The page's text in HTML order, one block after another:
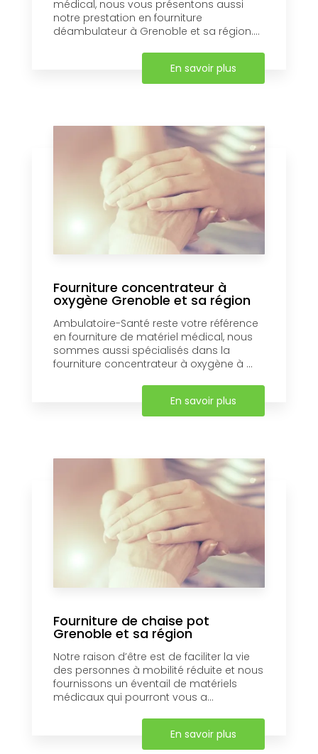
médical, nous vous présentons aussi
notre prestation en fourniture
déambulateur à Grenoble et sa région....
En savoir plus
Fourniture concentrateur à
oxygène Grenoble et sa région
Ambulatoire-Santé reste votre référence
en fourniture de matériel médical, nous
sommes aussi spécialisés dans la
fourniture concentrateur à oxygène à ...
En savoir plus
Fourniture de chaise pot
Grenoble et sa région
Notre raison d’être est de faciliter la vie
des personnes à mobilité réduite et nous
fournissons un éventail de matériels
médicaux qui pourront vous a...
En savoir plus